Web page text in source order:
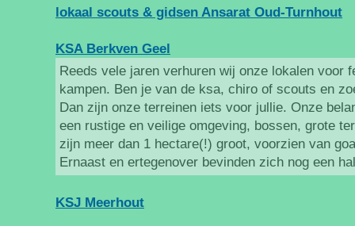
lokaal scouts & gidsen Ansarat Oud-Turnhout
KSA Berkven Geel
Reeds vele jaren verhuren wij onze lokalen voor
kampen. Ben je van de ksa, chiro of scouts en
Dan zijn onze terreinen iets voor jullie. Onze
een rustige en veilige omgeving, bossen, grote
zijn meer dan 1 hectare(!) groot, voorzien van
Ernaast en ertegenover bevinden zich nog een
KSJ Meerhout